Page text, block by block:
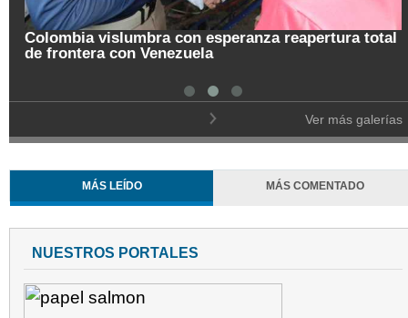
Colombia vislumbra con esperanza reapertura total
de frontera con Venezuela
Ver más galerías
MÁS LEÍDO MÁS COMENTADO
NUESTROS PORTALES